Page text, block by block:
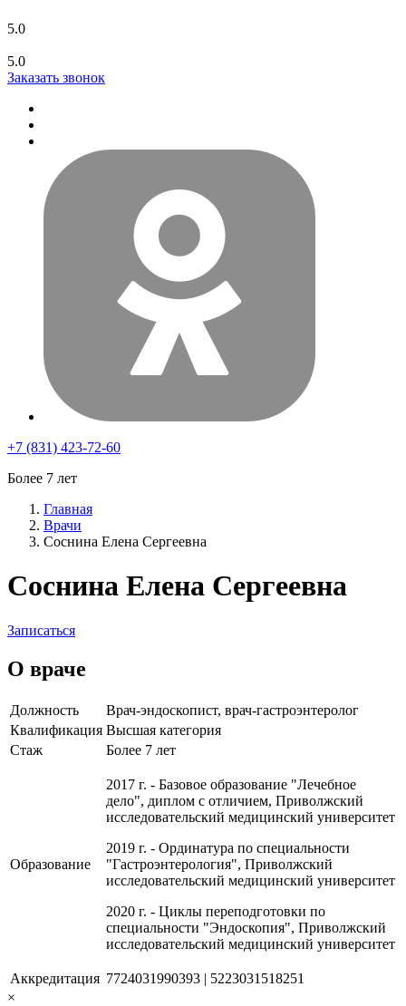
5.0
5.0
Заказать звонок
+7 (831) 423-72-60
Более 7 лет
Главная
Врачи
Соснина Елена Сергеевна
Соснина Елена Сергеевна
Записаться
О враче
Должность
Врач-эндоскопист, врач-гастроэнтеролог
Квалификация Высшая категория
Стаж
Более 7 лет
Образование
2017 г. - Базовое образование "Лечебное
дело", диплом с отличием, Приволжский
исследовательский медицинский университет
2019 г. - Ординатура по специальности
"Гастроэнтерология", Приволжский
исследовательский медицинский университет
2020 г. - Циклы переподготовки по
специальности "Эндоскопия", Приволжский
исследовательский медицинский университет
Аккредитация 7724031990393 | 5223031518251
×